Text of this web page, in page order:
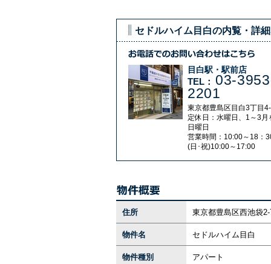
セドルハイム目白の内覧・詳
目白駅・駅前店
TEL： 03-
2201
東京都豊島区目白3丁目
定休日：水曜日、1～3月
日曜日
営業時間：10:00～18：
(日･祝)10:00～17:00
住所 東京都豊島区西池袋2-
物件名 セドルハイム目白
物件種別 アパート